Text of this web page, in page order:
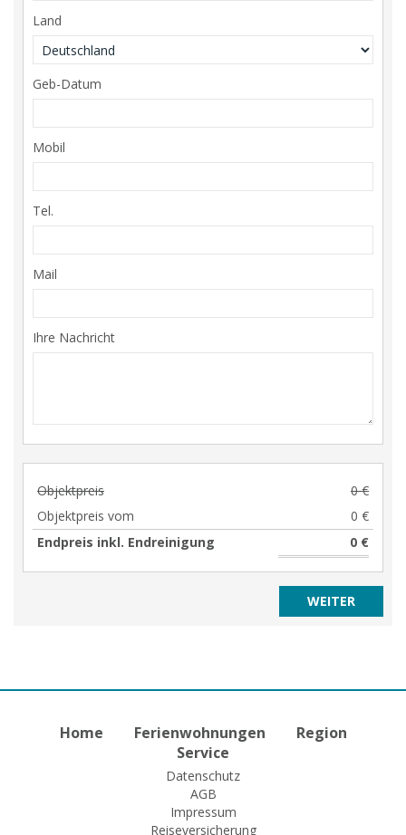
Land
Geb-Datum
Mobil
Tel.
Mail
Ihre Nachricht
Objektpreis
0 €
Objektpreis vom
0 €
Endpreis inkl. Endreinigung
0 €
Home Ferienwohnungen
Region
Service
Datenschutz
AGB
Impressum
Reiseversicherung